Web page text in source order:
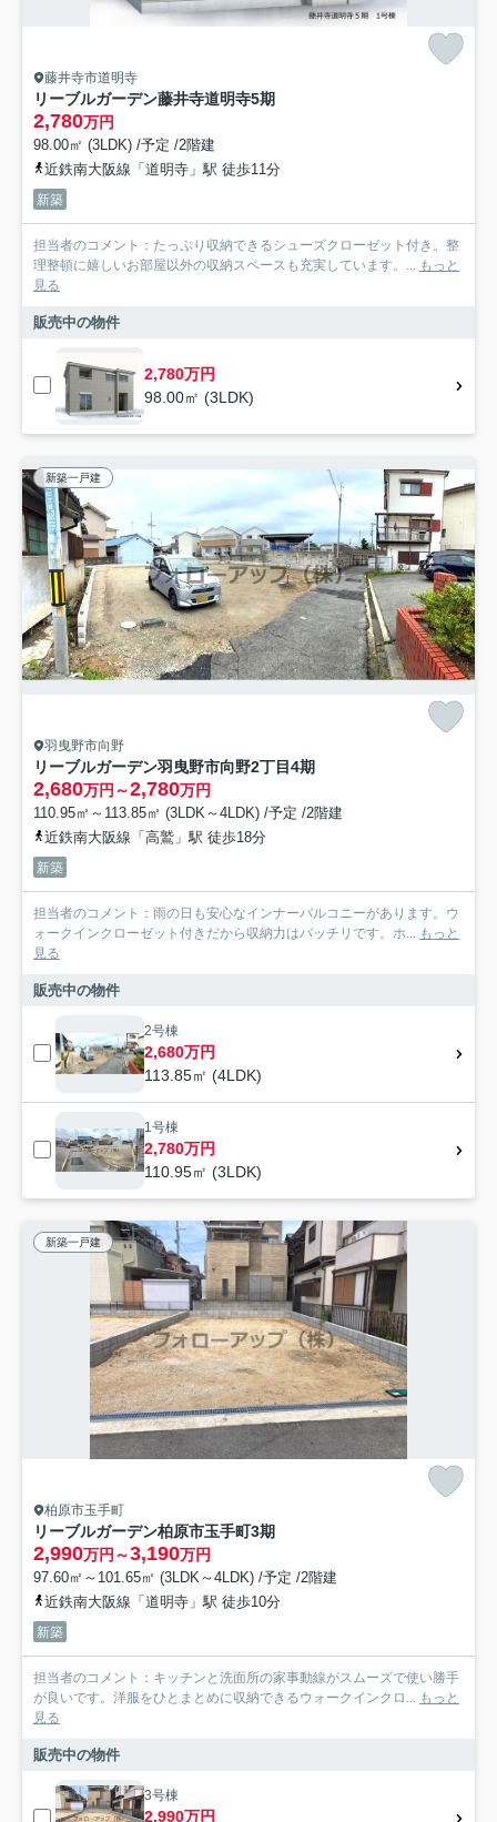
藤井寺市道明寺
リーブルガーデン藤井寺道明寺5期
2,780万円
98.00㎡ (3LDK) /予定 /2階建
近鉄南大阪線「道明寺」駅 徒歩11分
新築
担当者のコメント：たっぷり収納できるシューズクローゼット付き。整
理整頓に嬉しいお部屋以外の収納スペースも充実しています。...
もっと
見る
販売中の物件
2,780万円
98.00㎡ (3LDK)
新築一戸建
羽曳野市向野
リーブルガーデン羽曳野市向野2丁目4期
2,680万円～2,780万円
110.95㎡～113.85㎡ (3LDK～4LDK) /予定 /2階建
近鉄南大阪線「高鷲」駅 徒歩18分
新築
担当者のコメント：雨の日も安心なインナーバルコニーがあります。ウ
ォークインクローゼット付きだから収納力はバッチリです。ホ...
もっと
見る
販売中の物件
2号棟
2,680万円
113.85㎡ (4LDK)
1号棟
2,780万円
110.95㎡ (3LDK)
新築一戸建
柏原市玉手町
リーブルガーデン柏原市玉手町3期
2,990万円～3,190万円
97.60㎡～101.65㎡ (3LDK～4LDK) /予定 /2階建
近鉄南大阪線「道明寺」駅 徒歩10分
新築
担当者のコメント：キッチンと洗面所の家事動線がスムーズで使い勝手
が良いです。洋服をひとまとめに収納できるウォークインクロ...
もっと
見る
販売中の物件
3号棟
2,990万円